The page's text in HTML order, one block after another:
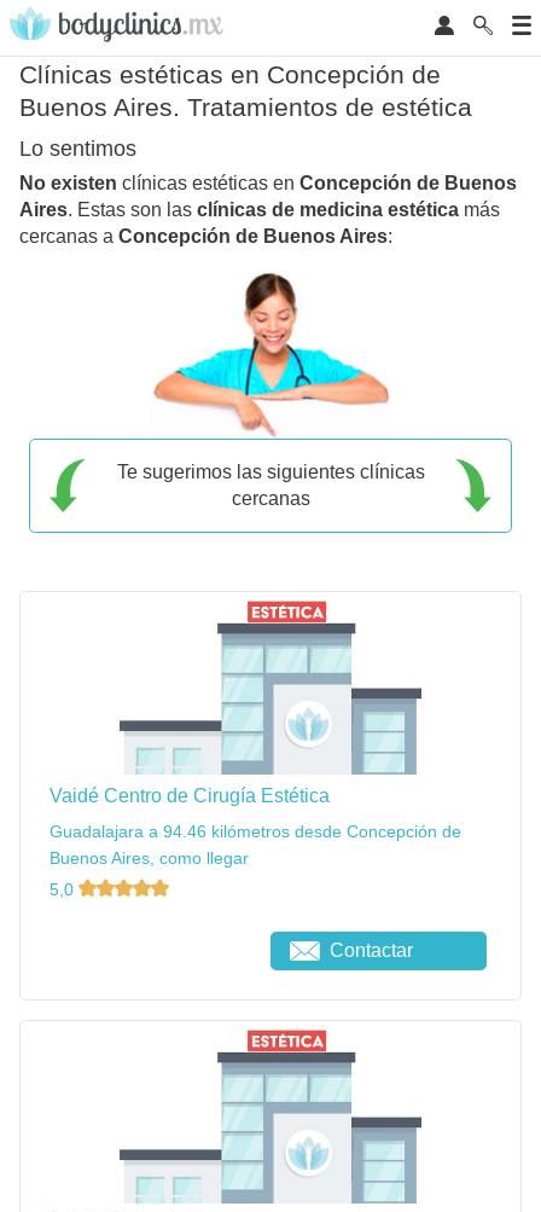
Clínicas estéticas en Concepción de
Buenos Aires. Tratamientos de estética
Lo sentimos
No existen clínicas estéticas en Concepción de Buenos
Aires. Estas son las clínicas de medicina estética más
cercanas a Concepción de Buenos Aires:
Te sugerimos las siguientes clínicas
cercanas
Vaidé Centro de Cirugía Estética
Guadalajara a 94.46 kilómetros desde Concepción de
Buenos Aires, como llegar
5,0
Contactar